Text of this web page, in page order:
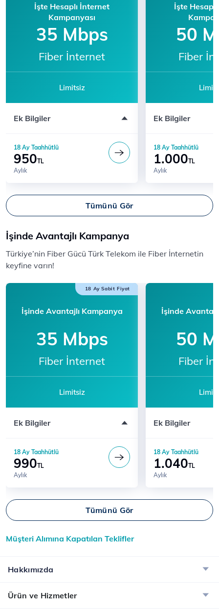
İşte Hesaplı İnternet
Kampanyası
35 Mbps
Fiber İnternet
Limitsiz
Ek Bilgiler
Katılım için 444 5 444'ü arayın
18 Ay Taahhütlü
950TL
Aylık
İşte
50
Fiber
Ek Bilgiler
Katılım için 444 5
18 Ay Taahhütlü
1.000TL
Aylık
Tümünü Gör
İşinde Avantajlı Kampanya
​​Türkiye’nin Fiber Gücü Türk Telekom ile F​iber İnternetin
keyfine varın!​​​​
18 Ay Sabit Fiyat
İşinde Avantajlı Kampanya
35 Mbps
Fiber İnternet
Limitsiz
Ek Bilgiler
Katılım için 444 5 444'ü arayın
18 Ay Taahhütlü
990TL
Aylık
İşinde
50
Fiber
Ek Bilgiler
Katılım için 444 5
18 Ay Taahhütlü
1.040TL
Aylık
Tümünü Gör
Müşteri Alımına Kapatılan Teklifler
Hakkımızda
Ürün ve Hizmetler